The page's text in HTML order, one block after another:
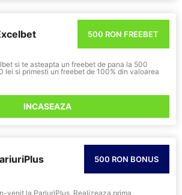
500 RON FREEBET
si te asteapta un freebet de pana la 500
lei si primesti un freebet de 100% din valoarea
INCASEAZA
500 RON BONUS
venit la PariuriPlus. Realizeaza prima